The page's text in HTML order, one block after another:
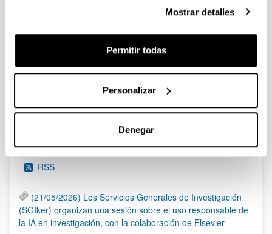
Mostrar detalles
Permitir todas
Personalizar
Denegar
gestión de energía inteligente para el autoconsumo de
Plazo de presentación cerrado: 28/01/2023 - 17/02/2023 23:59
15/03/2023 Se ha publicado la propuesta de adjudicación.
Páginas intermedias Use TAB para desplazarse.
49 50 Página
51
RSS
(21/05/2026) Los Servicios Generales de Investigación
(SGIker) organizan una sesión sobre el uso responsable de
la IA en investigación, con la colaboración de Elsevier